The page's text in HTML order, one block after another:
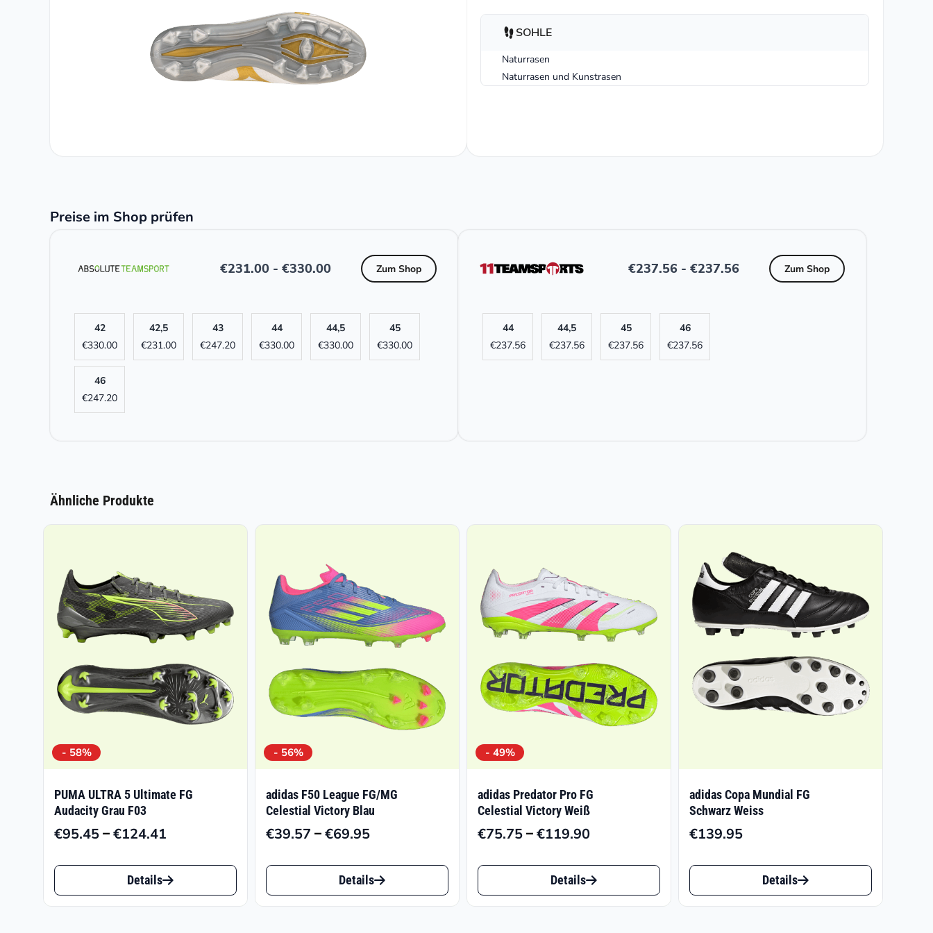
SOHLE
Naturrasen
Naturrasen und Kunstrasen
Preise im Shop prüfen
€231.00 - €330.00 Zum Shop
42
€330.00
42,5
€231.00
43
€247.20
44
€330.00
44,5
€330.00
45
€330.00
46
€247.20
€237.56 - €237.56 Zum Shop
44
€237.56
44,5
€237.56
45
€237.56
46
€237.56
Ähnliche Produkte
- 58%
PUMA ULTRA 5 Ultimate FG
Audacity Grau F03
€95.45–€124.41Preisspanne:
bis
€124.41
Dieses
Produkt
Details
- 56%
adidas F50 League FG/MG
Celestial Victory Blau
€39.57 –€69.95Preisspanne:
bis
€69.95
Dieses
Produkt
Details
- 49%
adidas Predator Pro FG
Celestial Victory Weiß
€75.75–€119.90Preisspanne:
bis
€119.90
Dieses
Produkt
Details
adidas Copa Mundial FG
Schwarz Weiss
€139.95
Dieses
Produkt
Details